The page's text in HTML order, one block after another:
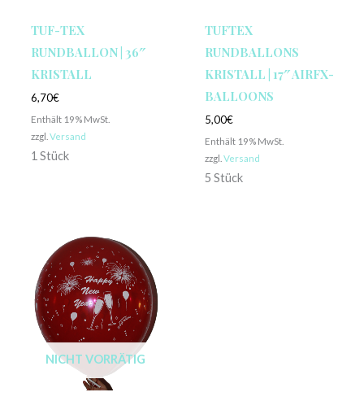
TUF-TEX
RUNDBALLON | 36″
KRISTALL
6,70€
Enthält 19% MwSt.
zzgl. Versand
1 Stück
TUFTEX
RUNDBALLONS
KRISTALL | 17″ AIRFX-
BALLOONS
5,00€
Enthält 19% MwSt.
zzgl. Versand
5 Stück
NICHT VORRÄTIG